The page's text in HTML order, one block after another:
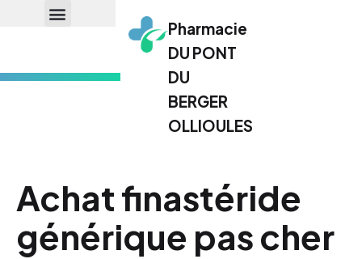
Pharmacie
DU PONT
DU
BERGER
OLLIOULES
Achat finastéride
générique pas cher